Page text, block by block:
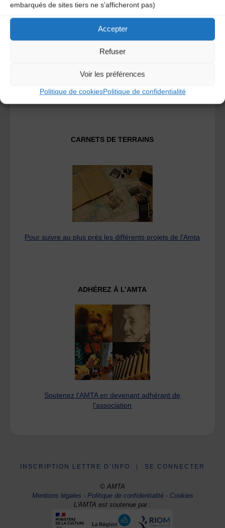
embarqués de sites tiers ne s'afficheront pas)
Accepter
Refuser
Voir les préférences
Politique de cookiesPolitique de confidentialité
Fédération des Associations de Musiques et Danses
Traditionnelles
CARNETS DE TERRAINS
Pour suivre au plus près les différents projets de l’Amta
ADHÉREZ À L’AMTA
Soutenez l'AMTA en devenant adhérant de
l'association
INSCRIPTION LETTRE D’INFO SE CONNECTER
© AMTA
Mentions légales -Politique de confidentialité- Cookies
L'AMTA est soutenue par :